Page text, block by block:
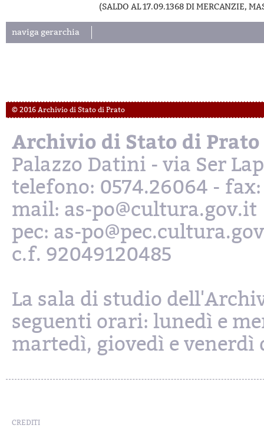
(SALDO AL 17.09.1368 DI MERCANZIE,
naviga gerarchia
© 2016 Archivio di Stato di Prato
Archivio di Stato di Prato
Palazzo Datini - via Ser
telefono: 0574.26064 - fax:
mail: as-po@cultura.gov.it
pec: as-
c.f. 92049120485
La sala di studio
seguenti orari: lunedì e
martedì, giovedì e venerdì
CREDITI